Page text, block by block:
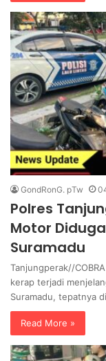
GondRonG. pTw
Polres
Motor
Suramadu
Tanjungperak//
kerap terjadi
Suramadu, tepatnya
Read More »